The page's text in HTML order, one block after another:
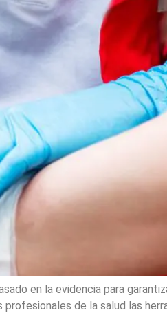
en la evidencia para
de la salud las